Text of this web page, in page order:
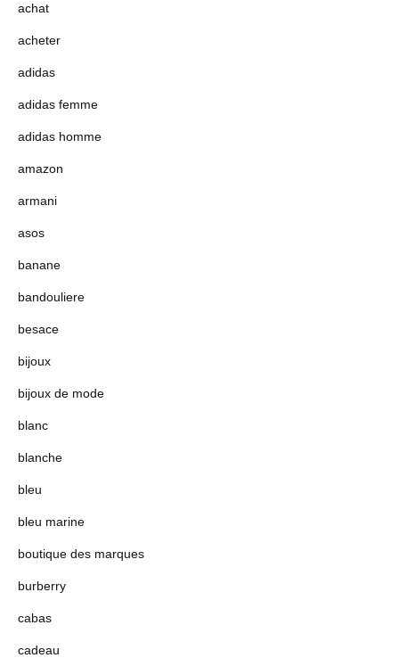
achat
acheter
adidas
adidas femme
adidas homme
amazon
armani
asos
banane
bandouliere
besace
bijoux
bijoux de mode
blanc
blanche
bleu
bleu marine
boutique des marques
burberry
cabas
cadeau